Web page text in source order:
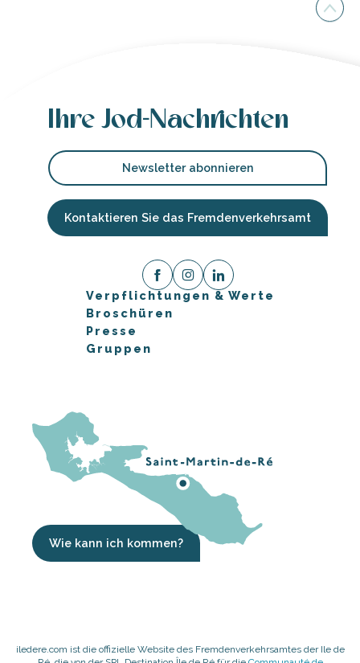
Ihre Jod-Nachrichten
Newsletter abonnieren
Kontaktieren Sie das Fremdenverkehrsamt
Verpflichtungen & Werte
Broschüren
Presse
Gruppen
Wie kann ich kommen?
iledere.com ist die offizielle Website des Fremdenverkehrsamtes der Ile de